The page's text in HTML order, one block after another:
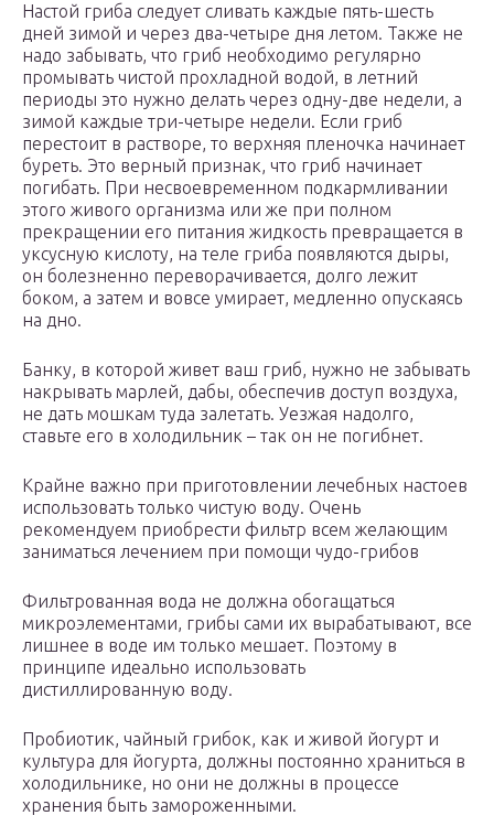
Настой гриба следует сливать каждые пять-шесть
дней зимой и через два-четыре дня летом. Также не
надо забывать, что гриб необходимо регулярно
промывать чистой прохладной водой, в летний
периоды это нужно делать через одну-две недели, а
зимой каждые три-четыре недели. Если гриб
перестоит в растворе, то верхняя пленочка начинает
буреть. Это верный признак, что гриб начинает
погибать. При несвоевременном подкармливании
этого живого организма или же при полном
прекращении его питания жидкость превращается в
уксусную кислоту, на теле гриба появляются дыры,
он болезненно переворачивается, долго лежит
боком, а затем и вовсе умирает, медленно опускаясь
на дно.
Банку, в которой живет ваш гриб, нужно не забывать
накрывать марлей, дабы, обеспечив доступ воздуха,
не дать мошкам туда залетать. Уезжая надолго,
ставьте его в холодильник – так он не погибнет.
Крайне важно при приготовлении лечебных настоев
использовать только чистую воду. Очень
рекомендуем приобрести фильтр всем желающим
заниматься лечением при помощи чудо-грибов
Фильтрованная вода не должна обогащаться
микроэлементами, грибы сами их вырабатывают, все
лишнее в воде им только мешает. Поэтому в
принципе идеально использовать
дистиллированную воду.
Пробиотик, чайный грибок, как и живой йогурт и
культура для йогурта, должны постоянно храниться в
холодильнике, но они не должны в процессе
хранения быть замороженными.